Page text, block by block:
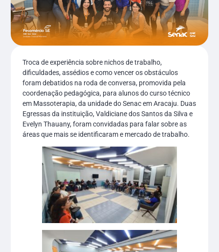
Troca de experiência sobre nichos de trabalho,
dificuldades, assédios e como vencer os obstáculos
foram debatidos na roda de conversa, promovida pela
coordenação pedagógica, para alunos do curso técnico
em Massoterapia, da unidade do Senac em Aracaju. Duas
Egressas da instituição, Valdiciane dos Santos da Silva e
Evelyn Thauany, foram convidadas para falar sobre as
áreas que mais se identificaram e mercado de trabalho.